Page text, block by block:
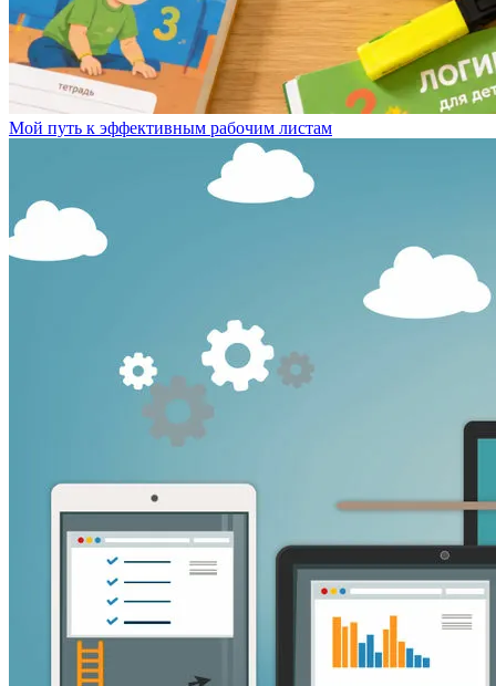
Мой путь к эффективным рабочим листам